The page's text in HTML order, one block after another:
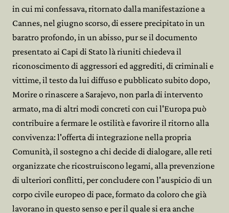
in cui mi confessava, ritornato dalla manifestazione a
Cannes, nel giugno scorso, di essere precipitato in un
baratro profondo, in un abisso, pur se il documento
presentato ai Capi di Stato là riuniti chiedeva il
riconoscimento di aggressori ed aggrediti, di criminali e
vittime, il testo da lui diffuso e pubblicato subito dopo,
Morire o rinascere a Sarajevo, non parla di intervento
armato, ma di altri modi concreti con cui l'Europa può
contribuire a fermare le ostilità e favorire il ritorno alla
convivenza: l'offerta di integrazione nella propria
Comunità, il sostegno a chi decide di dialogare, alle reti
organizzate che ricostruiscono legami, alla prevenzione
di ulteriori conflitti, per concludere con l'auspicio di un
corpo civile europeo di pace, formato da coloro che già
lavorano in questo senso e per il quale si era anche